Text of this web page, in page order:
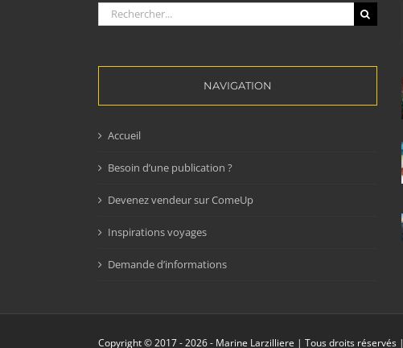
Rechercher:
NAVIGATION
Accueil
Besoin d’une publication ?
Devenez vendeur sur ComeUp
Inspirations voyages
Demande d’informations
Copyright © 2017 -2026 - Marine Larzilliere | Tous droits réservés |